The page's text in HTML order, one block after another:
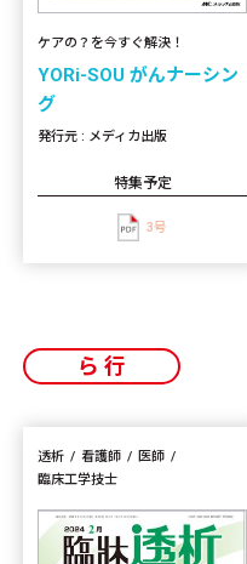
ケアの？を今すぐ解決！
YORi-SOU がんナーシン
グ
発行元 : メディカ出版
特集予定
3号
ら行
透析 看護師
医師
臨床工学技士